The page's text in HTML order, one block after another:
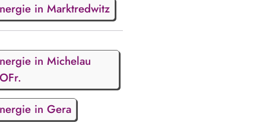
in Marktredwitz
in Michelau
in Gera